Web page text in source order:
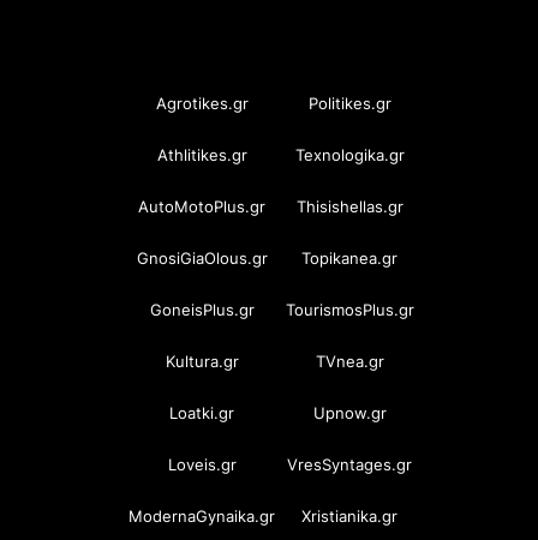
Agrotikes.gr Politikes.gr
Athlitikes.gr Texnologika.gr
AutoMotoPlus.gr Thisishellas.gr
GnosiGiaOlous.gr Topikanea.gr
GoneisPlus.gr TourismosPlus.gr
Kultura.gr TVnea.gr
Loatki.gr Upnow.gr
Loveis.gr VresSyntages.gr
ModernaGynaika.gr Xristianika.gr